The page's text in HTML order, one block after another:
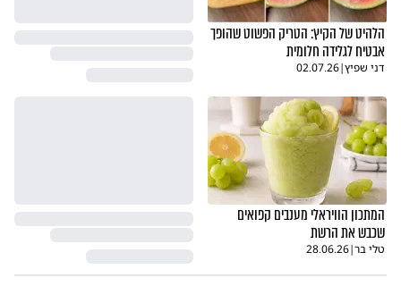
הלהיט של הקיץ: הטריק הפשוט שהופך
אבטיח לגלידה חלומית
דני שפיץ|
02.07.26
המתכון הוויראלי מענבים קפואים
שכבש את הרשת
טלי בר|
28.06.26